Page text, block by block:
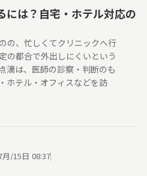
には？自宅・ホテル対応の
の、忙しくてクリニックへ行
の都合で外出しにくいという
滴は、医師の診察・判断のも
ホテル・オフィスなどを訪
月/15日 08:37